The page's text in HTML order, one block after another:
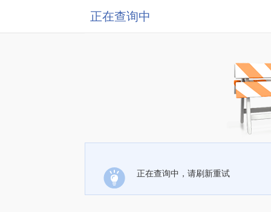
正在查询中
正在查询中，请刷新重试